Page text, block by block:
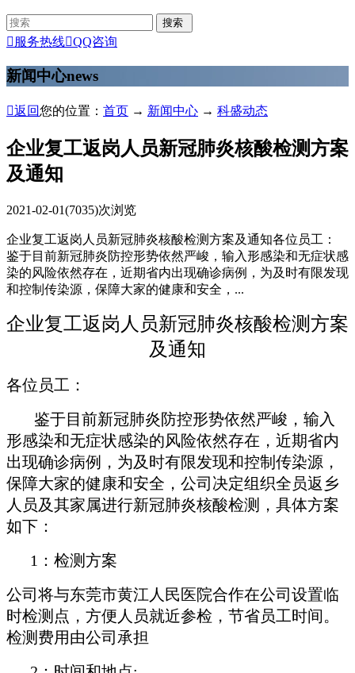
服务热线QQ咨询
新闻中心news
返回您的位置： 首页 → 新闻中心 → 科盛动态
企业复工返岗人员新冠肺炎核酸检测方案
及通知
2021-02-01(7035)次浏览
企业复工返岗人员新冠肺炎核酸检测方案及通知各位员工：
鉴于目前新冠肺炎防控形势依然严峻，输入形感染和无症状感
染的风险依然存在，近期省内出现确诊病例，为及时有限发现
和控制传染源，保障大家的健康和安全，...
企业复工返岗人员新冠肺炎核酸检测方案
及通知
各位员工：
鉴于目前新冠肺炎防控形势依然严峻，输入
形感染和无症状感染的风险依然存在，近期省内
出现确诊病例，为及时有限发现和控制传染源，
保障大家的健康和安全，公司决定组织全员返乡
人员及其家属进行新冠肺炎核酸检测，具体方案
如下：
1：检测方案
公司将与东莞市黄江人民医院合作在公司设置临
时检测点，方便人员就近参检，节省员工时间。
检测费用由公司承担